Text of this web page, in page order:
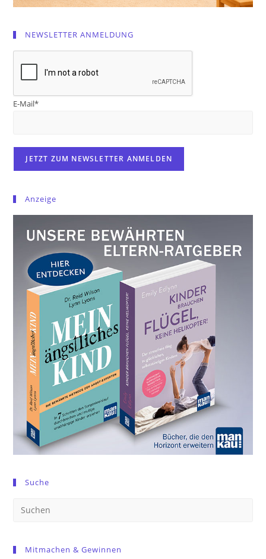
NEWSLETTER ANMELDUNG
E-Mail*
Anzeige
Suche
Mitmachen & Gewinnen